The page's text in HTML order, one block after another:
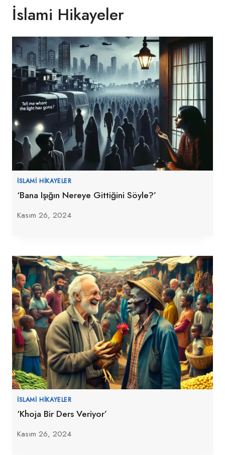
İslami Hikayeler
İSLAMI HIKAYELER
‘Bana Işığın Nereye Gittiğini Söyle?’
Kasım 26, 2024
İSLAMI HIKAYELER
‘Khoja Bir Ders Veriyor’
Kasım 26, 2024